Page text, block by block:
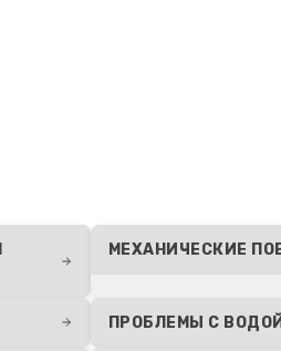
МЕХАНИЧЕСКИЕ
ПРОБЛЕМЫ С ВОДОЙ